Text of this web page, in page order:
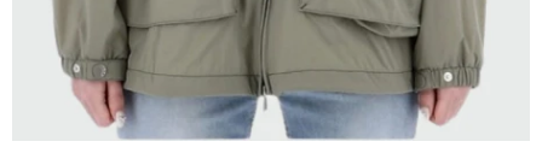
SELECCIONAR TALLE